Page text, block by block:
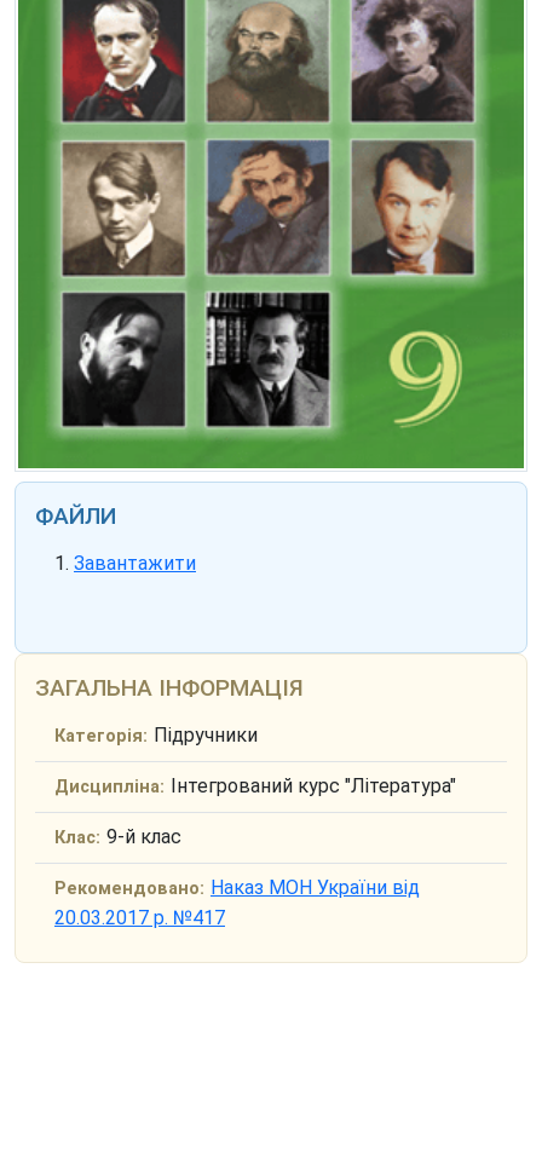
ФАЙЛИ
Завантажити
ЗАГАЛЬНА ІНФОРМАЦІЯ
Категорія: Підручники
Дисципліна: Інтегрований курс "Література"
Клас: 9-й клас
Рекомендовано: Наказ МОН України від
20.03.2017 р. №417